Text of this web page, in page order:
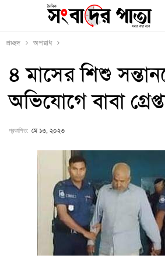
প্রচ্ছদ অপরাধ
৪ মাসের শিশু
অভিযোগে বাবা
প্রকাশিত: মে ১৩, ২০২৩